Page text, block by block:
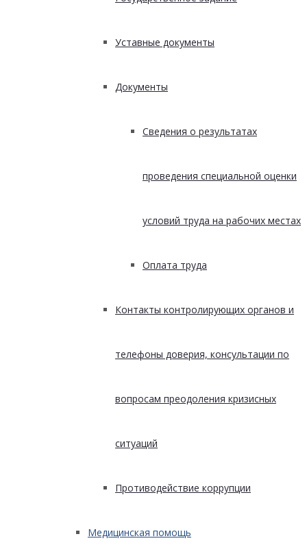
Уставные документы
Документы
Сведения о результатах
проведения специальной оценки
условий труда на рабочих местах
Оплата труда
Контакты контролирующих органов и
телефоны доверия, консультации по
вопросам преодоления кризисных
ситуаций
Противодействие коррупции
Медицинская помощь